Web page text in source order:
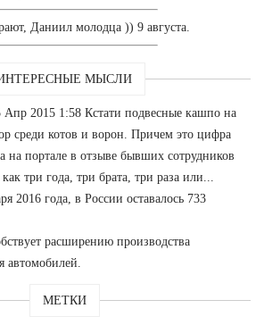
Даниил молодца )) 9 августа.
МЫСЛИ
2015 1:58 Кстати подвесные кашпо на
среди котов и ворон. Причем это цифра
на портале в отзыве бывших сотрудников
три года, три брата, три раза или...
2016 года, в России оставалось 733
расширению производства
автомобилей.
МЕТКИ